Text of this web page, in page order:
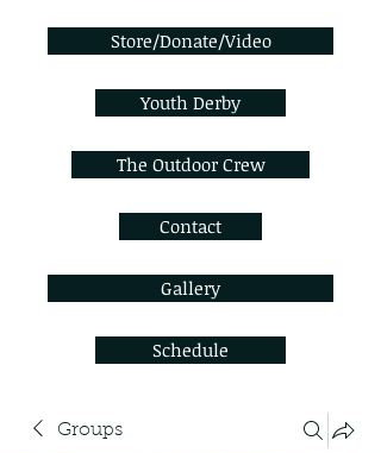
Store/Donate/Video
Youth Derby
The Outdoor Crew
Contact
Gallery
Schedule
Groups